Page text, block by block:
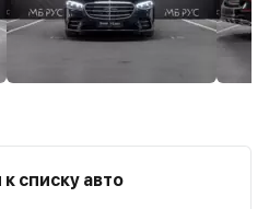
списку авто